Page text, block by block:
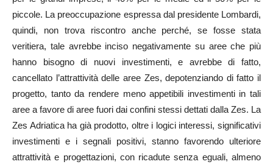
piccole. La preoccupazione espressa dal presidente Lombardi,
quindi, non trova riscontro anche perché, se fosse stata
veritiera, tale avrebbe inciso negativamente su aree che più
hanno bisogno di nuovi investimenti, e avrebbe di fatto,
cancellato l’attrattività delle aree Zes, depotenziando di fatto il
progetto, tanto da rendere meno appetibili investimenti in tali
aree a favore di aree fuori dai confini stessi dettati dalla Zes. La
Zes Adriatica ha già prodotto, oltre i logici interessi, significativi
investimenti e i segnali positivi, stanno favorendo ulteriore
attrattività e progettazioni, con ricadute senza eguali, almeno